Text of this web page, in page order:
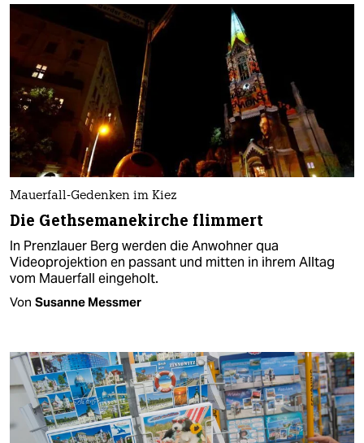
Mauerfall-Gedenken im Kiez
Die Gethsemanekirche flimmert
In Prenzlauer Berg werden die Anwohner qua
Videoprojektion en passant und mitten in ihrem Alltag
vom Mauerfall eingeholt.
Von Susanne Messmer